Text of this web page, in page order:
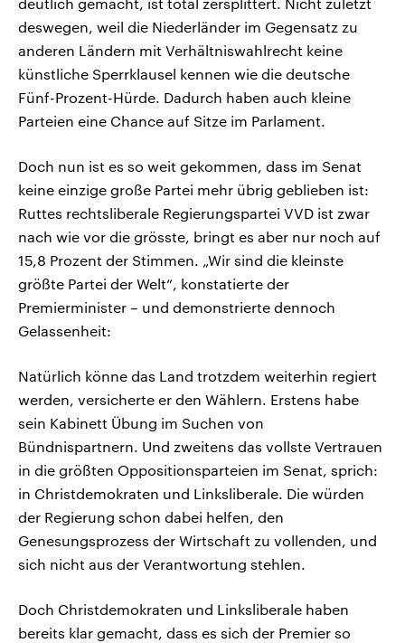
deutlich gemacht, ist total zersplittert. Nicht zuletzt
deswegen, weil die Niederländer im Gegensatz zu
anderen Ländern mit Verhältniswahlrecht keine
künstliche Sperrklausel kennen wie die deutsche
Fünf-Prozent-Hürde. Dadurch haben auch kleine
Parteien eine Chance auf Sitze im Parlament.
Doch nun ist es so weit gekommen, dass im Senat
keine einzige große Partei mehr übrig geblieben ist:
Ruttes rechtsliberale Regierungspartei VVD ist zwar
nach wie vor die grösste, bringt es aber nur noch auf
15,8 Prozent der Stimmen. „Wir sind die kleinste
größte Partei der Welt“, konstatierte der
Premierminister – und demonstrierte dennoch
Gelassenheit:
Natürlich könne das Land trotzdem weiterhin regiert
werden, versicherte er den Wählern. Erstens habe
sein Kabinett Übung im Suchen von
Bündnispartnern. Und zweitens das vollste Vertrauen
in die größten Oppositionsparteien im Senat, sprich:
in Christdemokraten und Linksliberale. Die würden
der Regierung schon dabei helfen, den
Genesungsprozess der Wirtschaft zu vollenden, und
sich nicht aus der Verantwortung stehlen.
Doch Christdemokraten und Linksliberale haben
bereits klar gemacht, dass es sich der Premier so